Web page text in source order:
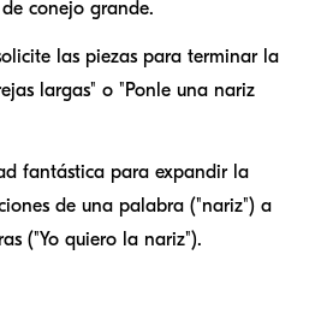
conejo grande.
las piezas para terminar la
largas" o "Ponle una nariz
fantástica para expandir la
de una palabra ("nariz") a
("Yo quiero la nariz").